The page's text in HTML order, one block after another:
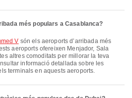
més populars a Casablanca?
V són els aeroports d’arribada més
aeroports ofereixen Menjador, Sala
altres comoditats per millorar la teva
informació detallada sobre les
terminals en aquests aeroports.